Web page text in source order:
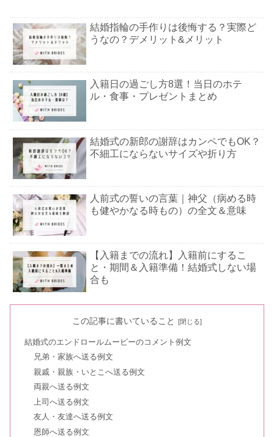
結婚指輪の手作りは後悔する？実際ど
うなの？デメリット&メリット
入籍日の過ごし方8選！当日のホテ
ル・食事・プレゼントまとめ
結婚式の新郎の謝辞はカンペでもOK？
不細工にならないサイズや折り方
人前式の誓いの言葉｜神父（病める時
も健やかなる時もの）の全文＆意味
【入籍までの流れ】入籍前にするこ
と・期間＆入籍準備！結婚式しない場
合も
時計以外のおすすめも
結婚挨拶【お礼状】出さないはOK？堅
この記事に書いていること
結婚式のエンドロールムービーのコメント例文
兄弟・家族へ送る例文
親戚・親族・いとこへ送る例文
両親へ送る例文
上司へ送る例文
友人・友達へ送る例文
恩師へ送る例文